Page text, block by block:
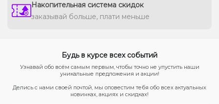
Накопительная система скидок
заказывай больше, плати меньше
Будь в курсе всех событий
Узнавай обо всём самым первым, чтобы точно не упустить наши
уникальные предложения и акции!
Делись с нами своей почтой, мы оповестим тебя обо всех актуальных
новинках, акциях и скидках!